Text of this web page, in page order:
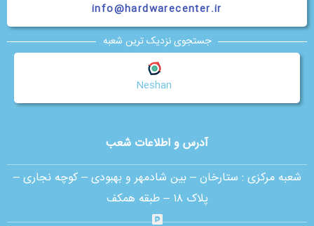
آدرس و اطلاعات شعب
شعبه مرکزی : ستارخان – بین شادمهر و بهبودی – کوچه نجاری –
پلاک ۱۸ – طبقه همکف
info@hardwarecenter.ir
جستجوی نزدیک ترین شعبه
Neshan